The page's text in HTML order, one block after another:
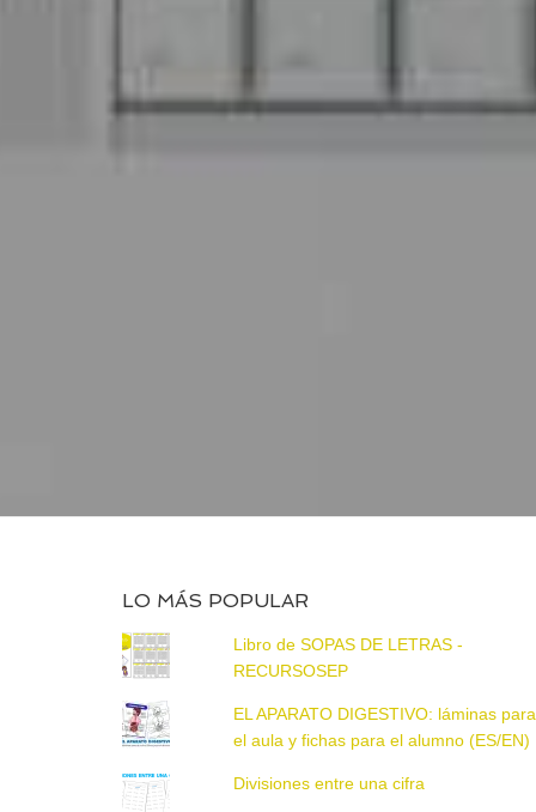
LO MÁS POPULAR
Libro de SOPAS DE LETRAS -
RECURSOSEP
EL APARATO DIGESTIVO: láminas para
el aula y fichas para el alumno (ES/EN)
Divisiones entre una cifra